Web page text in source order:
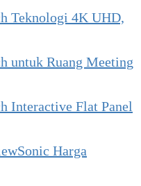
Teknologi 4K UHD,
untuk Ruang Meeting
Interactive Flat Panel
Harga